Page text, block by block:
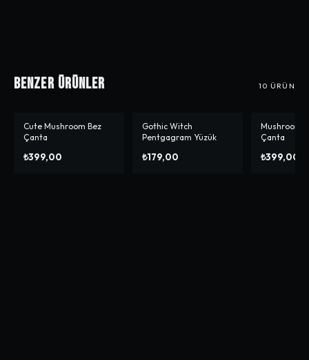
Benzer Ürünler 10 ÜRÜN
Cute Mushroom Bez
Çanta
₺399,00
Gothic Witch
Pentgagram Yüzük
₺179,00
Mushroom
Çanta
₺399,00